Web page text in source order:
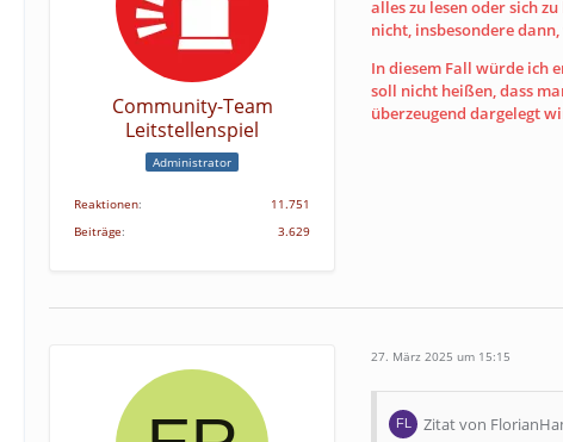
Community-Team
Leitstellenspiel
Administrator
Reaktionen
11.751
Beiträge
3.629
alles zu lesen oder sich
nicht, insbesondere
In diesem Fall würde ich
soll nicht heißen, dass
überzeugend dargelegt
27. März 2025 um 15:15
Zitat von